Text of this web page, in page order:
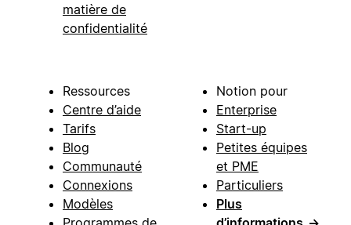
matière de
confidentialité
Ressources
Centre d’aide
Tarifs
Blog
Communauté
Connexions
Modèles
Notion pour
Enterprise
Start-up
Petites équipes
et PME
Particuliers
Plus